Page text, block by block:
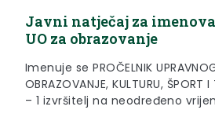
Javni natječaj za
UO za obrazovanje
Imenuje se PROČELNIK
OBRAZOVANJE, KULTURU, ŠPORT I
– 1 izvršitelj na neodređeno